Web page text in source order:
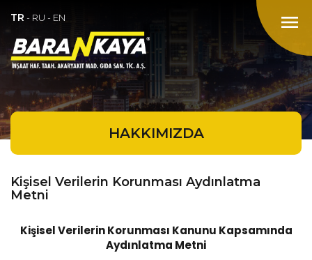
menu
TR - RU - EN
HAKKIMIZDA
Kişisel Verilerin Korunması Aydınlatma
Metni
Kişisel Verilerin Korunması Kanunu Kapsamında
Aydınlatma Metni